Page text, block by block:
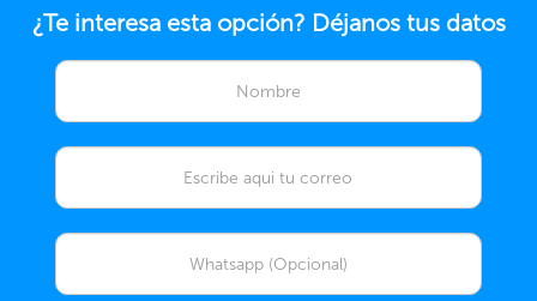
¿Te interesa esta opción? Déjanos tus datos